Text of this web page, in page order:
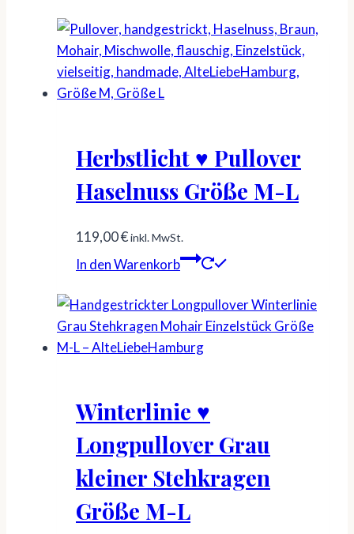
Herbstlicht ♥ Pullover
Haselnuss Größe M-L
119,00€inkl. MwSt.
In den Warenkorb
Winterlinie ♥
Longpullover Grau
kleiner Stehkragen
Größe M-L